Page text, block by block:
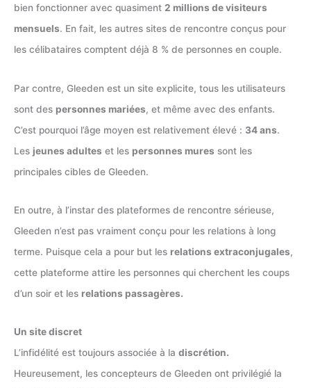
bien fonctionner avec quasiment 2 millions de visiteurs
mensuels. En fait, les autres sites de rencontre conçus pour
les célibataires comptent déjà 8 % de personnes en couple.
Par contre, Gleeden est un site explicite, tous les utilisateurs
sont des personnes mariées, et même avec des enfants.
C’est pourquoi l’âge moyen est relativement élevé : 34 ans.
Les jeunes adultes et les personnes mures sont les
principales cibles de Gleeden.
En outre, à l’instar des plateformes de rencontre sérieuse,
Gleeden n’est pas vraiment conçu pour les relations à long
terme. Puisque cela a pour but les relations extraconjugales,
cette plateforme attire les personnes qui cherchent les coups
d’un soir et les relations passagères.
Un site discret
L’infidélité est toujours associée à la discrétion.
Heureusement, les concepteurs de Gleeden ont privilégié la